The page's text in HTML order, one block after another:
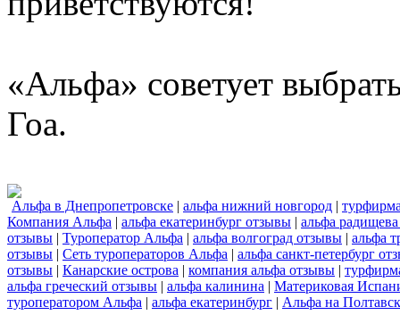
«Альфа» советует
Гоа.
Альфа в Днепропетровске | альфа нижний новгород |
Компания Альфа | альфа екатеринбург отзывы | альфа
отзывы | Туроператор Альфа | альфа волгоград отзывы | альфа
отзывы | Сеть туроператоров Альфа | альфа санкт-петербург
отзывы | Канарские острова | компания альфа отзывы |
альфа греческий отзывы | альфа калинина | Материковая
туроператором Альфа | альфа екатеринбург | Альфа на